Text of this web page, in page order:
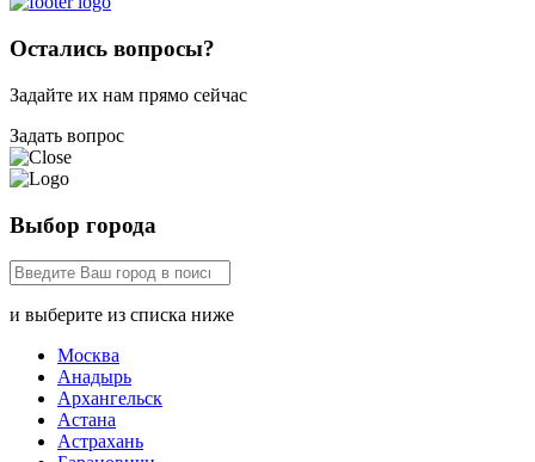
Остались вопросы?
Задайте их нам прямо сейчас
Задать вопрос
Выбор города
и выберите из списка ниже
Москва
Анадырь
Архангельск
Астана
Астрахань